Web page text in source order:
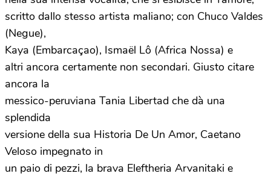
scritto dallo stesso artista maliano; con Chuco Valdes
(Negue),
Kaya (Embarcaçao), Ismaël Lô (Africa Nossa) e
altri ancora certamente non secondari. Giusto citare
ancora la
messico-peruviana Tania Libertad che dà una
splendida
versione della sua Historia De Un Amor, Caetano
Veloso impegnato in
un paio di pezzi, la brava Eleftheria Arvanitaki e